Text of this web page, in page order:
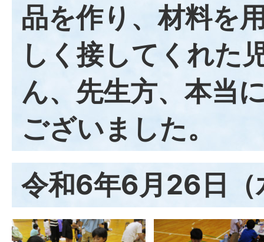
品を作り、材料を
しく接してくれた
ん、先生方、本当
ございました。
令和6年6月26日（